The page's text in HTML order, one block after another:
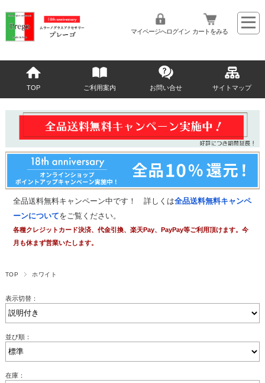
マイページへログイン カートをみる
TOP ご利用案内 お問い合せ サイトマップ
全品送料無料キャンペーン中です！ 詳しくは全品送料無料キャンペ
ーンについてをご覧ください。
各種クレジットカード決済、代金引換、楽天Pay、PayPay等ご利用頂けます。今
月も休まず営業いたします。
TOP ホワイト
表示切替：
並び順：
在庫：